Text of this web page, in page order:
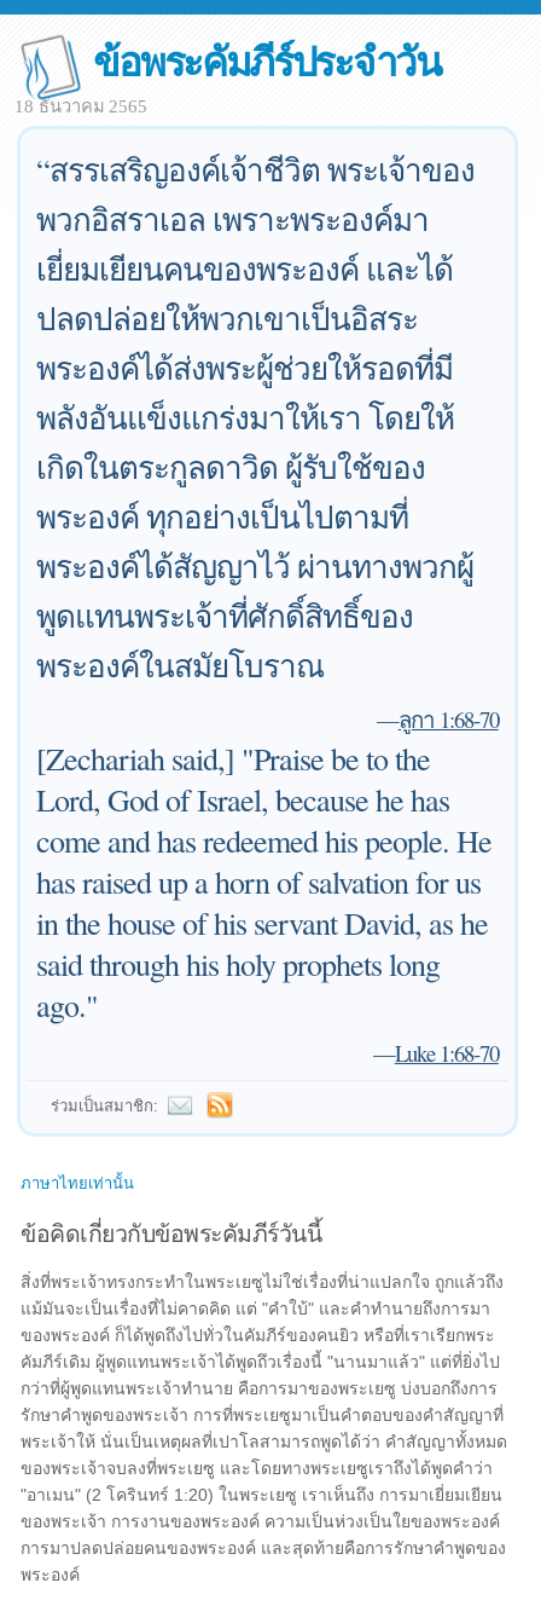
ข้อพระคัมภีร์ประจำวัน
18 ธันวาคม 2565
“สรรเสริญองค์เจ้าชีวิต พระเจ้าของ
พวกอิสราเอล เพราะพระองค์มา
เยี่ยมเยียนคนของพระองค์ และได้
ปลดปล่อยให้พวกเขาเป็นอิสระ
พระองค์ได้ส่งพระผู้ช่วยให้รอดที่มี
พลังอันแข็งแกร่งมาให้เรา โดยให้
เกิดในตระกูลดาวิด ผู้รับใช้ของ
พระองค์ ทุกอย่างเป็นไปตามที่
พระองค์ได้สัญญาไว้ ผ่านทางพวกผู้
พูดแทนพระเจ้าที่ศักดิ์สิทธิ์ของ
พระองค์ในสมัยโบราณ
—ลูกา 1:68-70
[Zechariah said,] "Praise be to the
Lord, God of Israel, because he has
come and has redeemed his people. He
has raised up a horn of salvation for us
in the house of his servant David, as he
said through his holy prophets long
ago."
—Luke 1:68-70
ร่วมเป็นสมาชิก:
ภาษาไทยเท่านั้น
ข้อคิดเกี่ยวกับข้อพระคัมภีร์วันนี้
สิ่งที่พระเจ้าทรงกระทำในพระเยซูไม่ใช่เรื่องที่น่าแปลกใจ ถูกแล้วถึง
แม้มันจะเป็นเรื่องที่ไม่คาดคิด แต่ "คำใบ้" และคำทำนายถึงการมา
ของพระองค์ ก็ได้พูดถึงไปทั่วในคัมภีร์ของคนยิว หรือที่เราเรียกพระ
คัมภีร์เดิม ผู้พูดแทนพระเจ้าได้พูดถึวเรื่องนี้ "นานมาแล้ว" แต่ที่ยิ่งไป
กว่าที่ผู้พูดแทนพระเจ้าทำนาย คือการมาของพระเยซู บ่งบอกถึงการ
รักษาคำพูดของพระเจ้า การที่พระเยซูมาเป็นคำตอบของคำสัญญาที่
พระเจ้าให้ นั่นเป็นเหตุผลที่เปาโลสามารถพูดได้ว่า คำสัญญาทั้งหมด
ของพระเจ้าจบลงที่พระเยซู และโดยทางพระเยซูเราถึงได้พูดคำว่า
"อาเมน" (2 โครินทร์ 1:20) ในพระเยซู เราเห็นถึง การมาเยี่ยมเยียน
ของพระเจ้า การงานของพระองค์ ความเป็นห่วงเป็นใยของพระองค์
การมาปลดปล่อยคนของพระองค์ และสุดท้ายคือการรักษาคำพูดของ
พระองค์